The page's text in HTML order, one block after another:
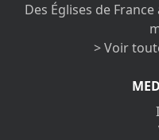
Des Églises de
> Voir